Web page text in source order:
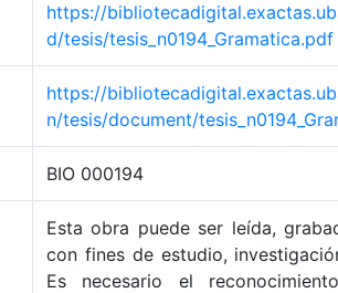
https://
d/tesis/tesis_n0194_Gramatica.pdf
https://
n/tesis/document/
BIO 000194
Esta obra puede ser leída,
con fines de estudio,
Es necesario el